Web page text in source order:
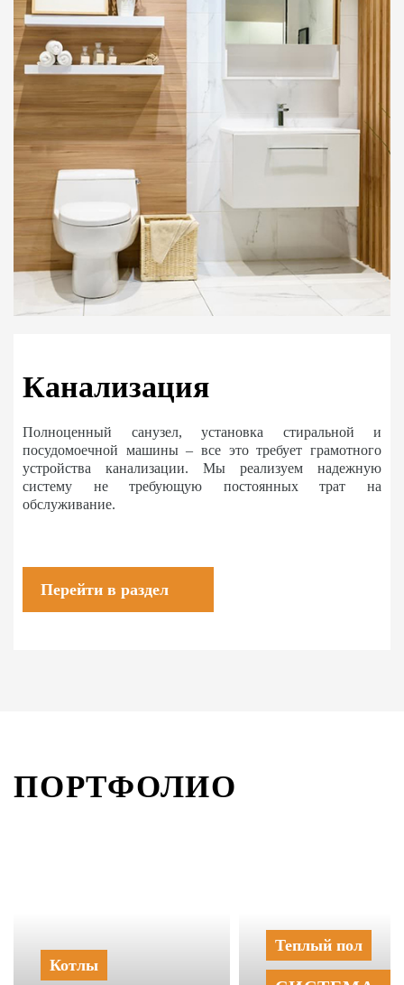
Канализация
Полноценный санузел, установка стиральной и
посудомоечной машины – все это требует грамотного
устройства канализации. Мы реализуем надежную
систему не требующую постоянных трат на
обслуживание.
Перейти в раздел
ПОРТФОЛИО
Котлы
Теплый пол